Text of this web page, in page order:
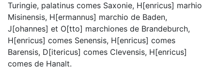
Turingie, palatinus comes Saxonie, H[enricus] marhio
Misinensis, H[ermannus] marchio de Baden,
J[ohannes] et O[tto] marchiones de Brandeburch,
H[enricus] comes Senensis, H[enricus] comes
Barensis, D[itericus] comes Clevensis, H[enricus]